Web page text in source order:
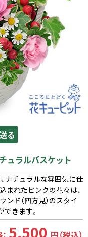
る
ュラルバスケット
ナチュラルな雰囲気に仕
まれたピンクの花々は、
ド（四方見）のスタイ
きます。
5,500